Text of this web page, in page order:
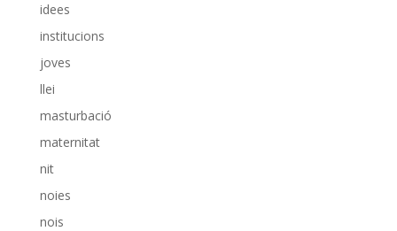
idees
institucions
joves
llei
masturbació
maternitat
nit
noies
nois